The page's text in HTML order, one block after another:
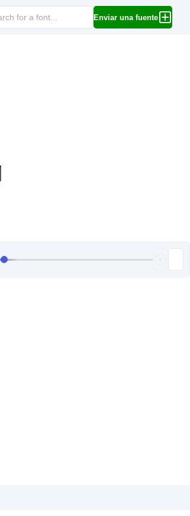
Enviar una fuente